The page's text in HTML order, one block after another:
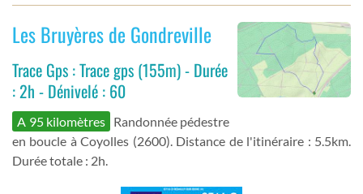
Les Bruyères de Gondreville
Trace Gps : Trace gps (155m) - Durée
: 2h - Dénivelé : 60
A 95 kilomètres Randonnée pédestre
en boucle à Coyolles (2600). Distance de l'itinéraire : 5.5km.
Durée totale : 2h.